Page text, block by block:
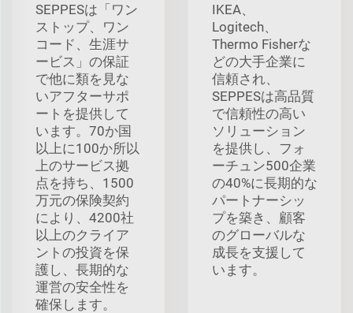
SEPPESは「ワン
ストップ、ワン
コード、生涯サ
ービス」の保証
で他に類を見な
いアフターサポ
ートを提供して
います。70か国
以上に100か所以
上のサービス拠
点を持ち、1500
万元の保険契約
により、4200社
以上のクライア
ントの投資を保
護し、長期的な
運営の安全性を
確保します。
IKEA、
Logitech、
Thermo Fisherな
どの大手企業に
信頼され、
SEPPESは高品質
で信頼性の高い
ソリューション
を提供し、フォ
ーチュン500企業
の40%に長期的な
パートナーシッ
プを築き、顧客
のグローバルな
成長を支援して
います。